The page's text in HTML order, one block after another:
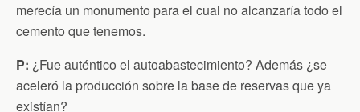
merecía un monumento para el cual no alcanzaría todo el
cemento que tenemos.
P: ¿Fue auténtico el autoabastecimiento? Además ¿se
aceleró la producción sobre la base de reservas que ya
existían?